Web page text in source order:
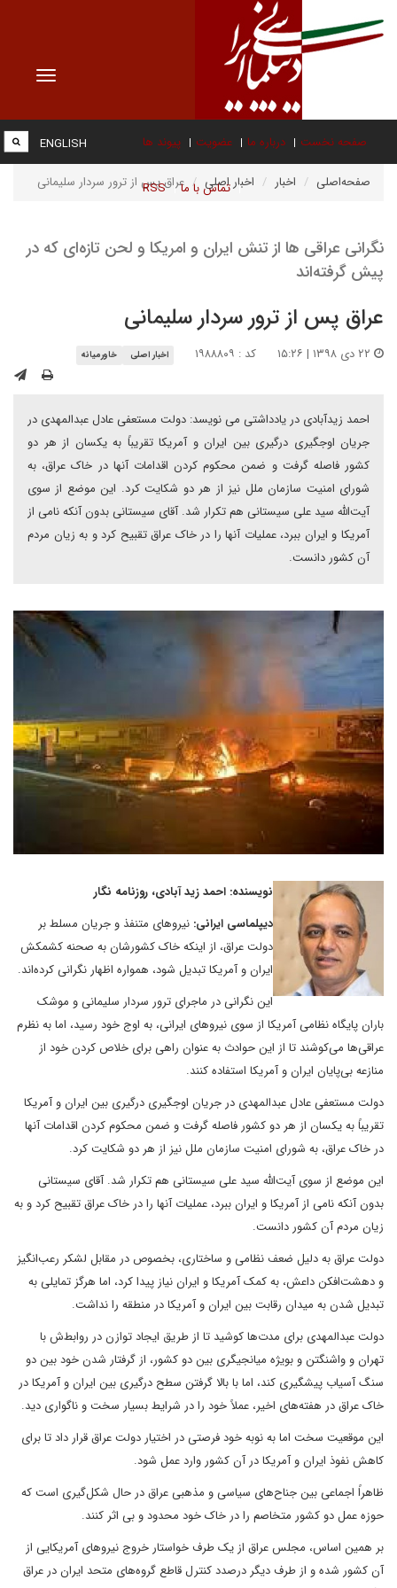
Toggle
صفحه نخست درباره ما عضویت پیوند ها
تماس با ما RSS
ENGLISH
صفحه‌اصلی اخبار اخبار اصلی عراق پس از ترور سردار سلیمانی
نگرانی عراقی ها از تنش ایران و امریکا و لحن تازه‌ای که در
پیش گرفته‌اند
عراق پس از ترور سردار سلیمانی
کد : ۱۹۸۸۸۰۹ اخبار اصلی خاورمیانه
احمد زیدآبادی در یادداشتی می نویسد: دولت مستعفی عادل عبدالمهدی در
جریان اوجگیری درگیری بین ایران و آمریکا تقریباً به یکسان از هر دو
کشور فاصله گرفت و ضمن محکوم کردن اقدامات آنها در خاک عراق، به
شورای امنیت سازمان ملل نیز از هر دو شکایت کرد. این موضع از سوی
آیت‌الله سید علی سیستانی هم تکرار شد. آقای سیستانی بدون آنکه نامی از
آمریکا و ایران ببرد، عملیات آنها را در خاک عراق تقبیح کرد و به زیان مردم
آن کشور دانست.
نویسنده: احمد زید آبادی، روزنامه نگار
دیپلماسی ایرانی: نیروهای متنفذ و جریان مسلط بر
دولت عراق، از اینکه خاک کشورشان به صحنه کشمکش
ایران و آمریکا تبدیل شود، همواره اظهار نگرانی کرده‌اند.
این نگرانی در ماجرای ترور سردار سلیمانی و موشک
باران پایگاه نظامی آمریکا از سوی نیروهای ایرانی، به اوج خود رسید، اما به نظرم
عراقی‌ها می‌کوشند تا از این حوادث به عنوان راهی برای خلاص کردن خود از
منازعه بی‌پایان ایران و آمریکا استفاده کنند.
دولت مستعفی عادل عبدالمهدی در جریان اوجگیری درگیری بین ایران و آمریکا
تقریباً به یکسان از هر دو کشور فاصله گرفت و ضمن محکوم کردن اقدامات آنها
در خاک عراق، به شورای امنیت سازمان ملل نیز از هر دو شکایت کرد.
این موضع از سوی آیت‌الله سید علی سیستانی هم تکرار شد. آقای سیستانی
بدون آنکه نامی از آمریکا و ایران ببرد، عملیات آنها را در خاک عراق تقبیح کرد و به
زیان مردم آن کشور دانست.
دولت عراق به دلیل ضعف نظامی و ساختاری، بخصوص در مقابل لشکر رعب‌انگیز
و دهشت‌افکن داعش، به کمک آمریکا و ایران نیاز پیدا کرد، اما هرگز تمایلی به
تبدیل شدن به میدان رقابت بین ایران و آمریکا در منطقه را نداشت.
دولت عبدالمهدی برای مدت‌ها کوشید تا از طریق ایجاد توازن در روابط‌ش با
تهران و واشنگتن و بویژه میانجیگری بین دو کشور، از گرفتار شدن خود بین دو
سنگ آسیاب پیشگیری کند، اما با بالا گرفتن سطح درگیری بین ایران و آمریکا در
خاک عراق در هفته‌های اخیر، عملاً خود را در شرایط بسیار سخت و ناگواری دید.
این موقعیت سخت اما به نوبه خود فرصتی در اختیار دولت عراق قرار داد تا برای
کاهش نفوذ ایران و آمریکا در آن کشور وارد عمل شود.
ظاهراً اجماعی بین جناح‌های سیاسی و مذهبی عراق در حال شکل‌گیری است که
حوزه عمل دو کشور متخاصم را در خاک خود محدود و بی اثر کنند.
بر همین اساس، مجلس عراق از یک طرف خواستار خروج نیروهای آمریکایی از
آن کشور شده و از طرف دیگر درصدد کنترل قاطع گروه‌های متحد ایران در عراق